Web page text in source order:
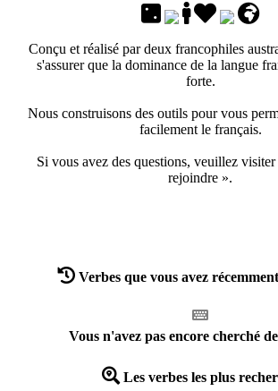
Conçu et réalisé par deux francophiles
s'assurer que la dominance de la langue
forte.
Nous construisons des outils pour vous
facilement le français.
Si vous avez des questions, veuillez
rejoindre ».
Verbes que vous avez
Vous n'avez pas encore cherché
Les verbes les plus